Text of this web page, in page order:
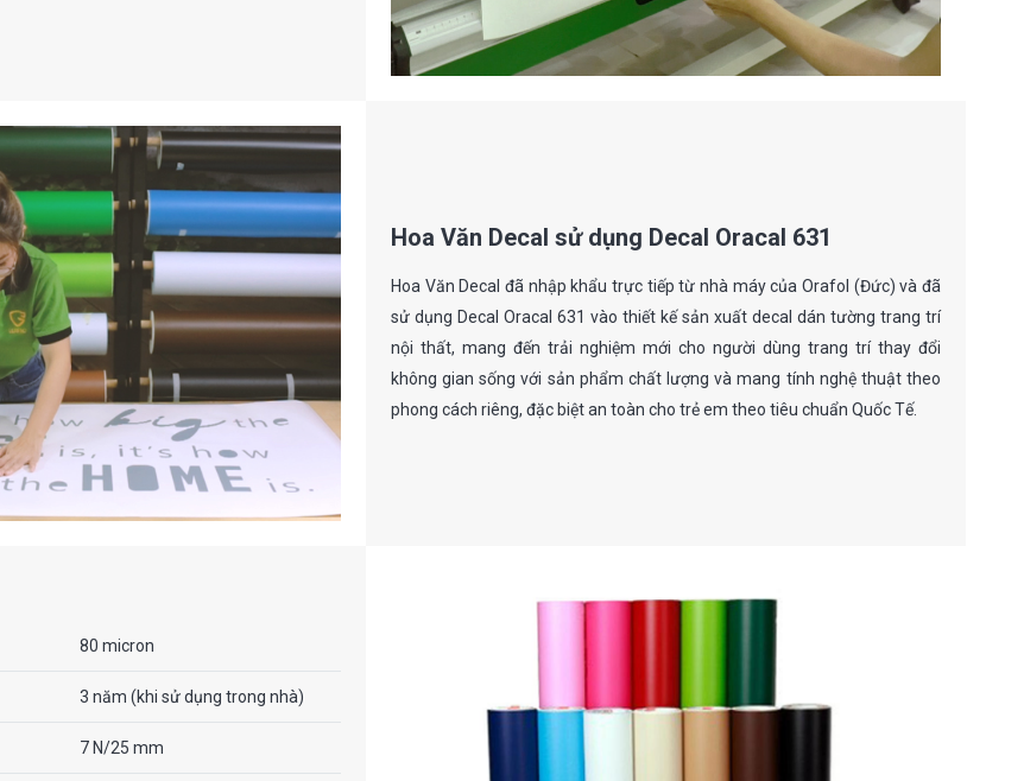
Hoa Văn Decal sử dụng Decal Oracal 631
Hoa Văn Decal đã nhập khẩu trực tiếp từ nhà máy của Orafol (Đức) và đã
sử dụng Decal Oracal 631 vào thiết kế sản xuất decal dán tường trang trí
nội thất, mang đến trải nghiệm mới cho người dùng trang trí thay đổi
không gian sống với sản phẩm chất lượng và mang tính nghệ thuật theo
phong cách riêng, đặc biệt an toàn cho trẻ em theo tiêu chuẩn Quốc Tế.
80 micron
3 năm (khi sử dụng trong nhà)
7 N/25 mm